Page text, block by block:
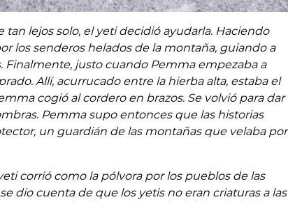
lejos solo, el yeti decidió ayudarla. Haciendo
los senderos helados de la montaña, guiando a
Finalmente, justo cuando Pemma empezaba a
Allí, acurrucado entre la hierba alta, estaba el
cogió al cordero en brazos. Se volvió para dar
Pemma supo entonces que las historias
un guardián de las montañas que velaba por
corrió como la pólvora por los pueblos de las
dio cuenta de que los yetis no eran criaturas a las